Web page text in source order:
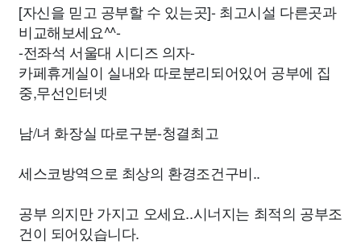
[자신을 믿고 공부할 수 있는곳]- 최고시설 다른곳과
비교해보세요^^-
-전좌석 서울대 시디즈 의자-
카페휴게실이 실내와 따로분리되어있어 공부에 집
중,무선인터넷
남/녀 화장실 따로구분-청결최고
세스코방역으로 최상의 환경조건구비..
공부 의지만 가지고 오세요..시너지는 최적의 공부조
건이 되어있습니다.